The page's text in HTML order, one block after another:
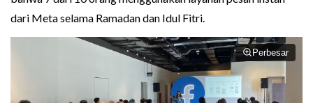
dari Meta selama Ramadan dan Idul Fitri.
Perbesar